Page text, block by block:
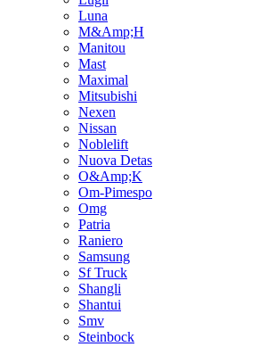
Luna
M&Amp;H
Manitou
Mast
Maximal
Mitsubishi
Nexen
Nissan
Noblelift
Nuova Detas
O&Amp;K
Om-Pimespo
Omg
Patria
Raniero
Samsung
Sf Truck
Shangli
Shantui
Smv
Steinbock